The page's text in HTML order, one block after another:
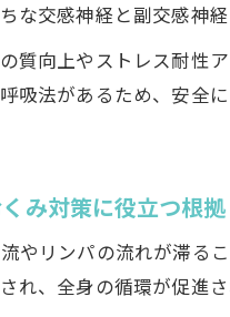
な交感神経と副交感神
質向上やストレス耐性
吸法があるため、安全
み対策に役立つ根拠
やリンパの流れが滞る
れ、全身の循環が促進